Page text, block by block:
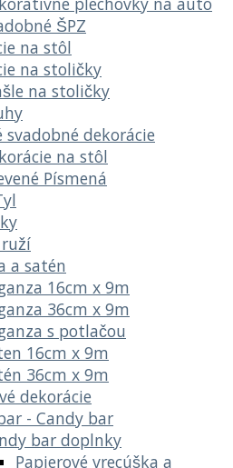
ŠPZ
na stôl
na stoličky
na stoličky
svadobné dekorácie
na stôl
Písmená
a satén
16cm x 9m
36cm x 9m
s potlačou
16cm x 9m
36cm x 9m
dekorácie
- Candy bar
bar doplnky
Papierové vrecúška a